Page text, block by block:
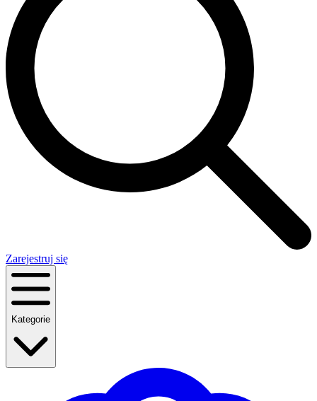
Zarejestruj się
Kategorie